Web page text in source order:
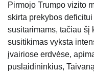
Pirmojo Trumpo vizito
skirta prekybos
susitarimams, tačiau šį
susitikimas vyksta
įvairiose erdvėse,
puslaidininkius,